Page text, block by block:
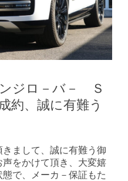
ジロ－バ－ Ｓ
約、誠に有難う
まして、誠に有難う御
をかけて頂き、大変嬉
で、メーカ－保証もた